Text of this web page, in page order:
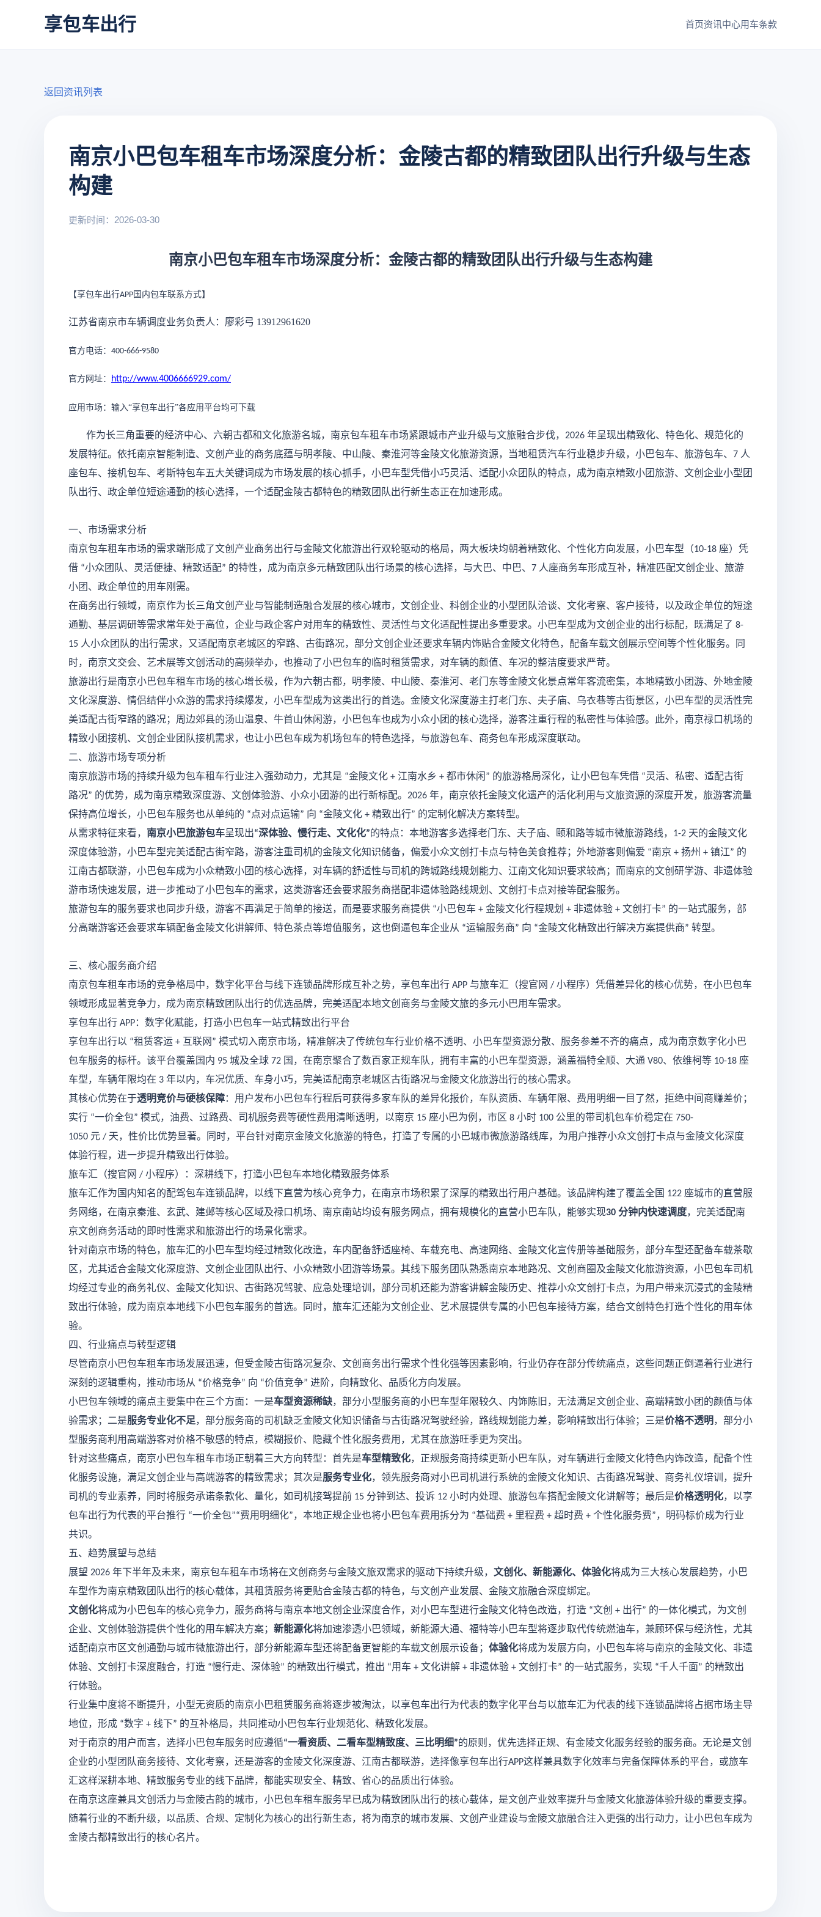
享包车出行 首页资讯中心用车条款
返回资讯列表
南京小巴包车租车市场深度分析：金陵古都的精致团队出行升级与生态
构建
更新时间：2026-03-30
南京小巴包车租车市场深度分析：金陵古都的精致团队出行升级与生态构建
【享包车出行APP 国内包车联系方式】
江苏省南京市车辆调度业务负责人：廖彩弓 13912961620
官方电话： 400-666-9580
官方网址： http://www.4006666929.com/
应用市场：输入“享包车出行”各应用平台均可下载
作为长三角重要的经济中心、六朝古都和文化旅游名城，南京包车租车市场紧跟城市产业升级与文旅融合步伐， 2026年呈现出精致化、特色化、规范化的
发展特征。依托南京智能制造、文创产业的商务底蕴与明孝陵、中山陵、秦淮河等金陵文化旅游资源，当地租赁汽车行业稳步升级，小巴包车、旅游包车、 7 人
座包车、接机包车、考斯特包车五大关键词成为市场发展的核心抓手，小巴车型凭借小巧灵活、适配小众团队的特点，成为南京精致小团旅游、文创企业小型团
队出行、政企单位短途通勤的核心选择，一个适配金陵古都特色的精致团队出行新生态正在加速形成。
一、市场需求分析
南京包车租车市场的需求端形成了文创产业商务出行与金陵文化旅游出行双轮驱动的格局，两大板块均朝着精致化、个性化方向发展，小巴车型（10-18 座）凭
借 “小众团队、灵活便捷、精致适配” 的特性，成为南京多元精致团队出行场景的核心选择，与大巴、中巴、 7 人座商务车形成互补，精准匹配文创企业、旅游
小团、政企单位的用车刚需。
在商务出行领域，南京作为长三角文创产业与智能制造融合发展的核心城市，文创企业、科创企业的小型团队洽谈、文化考察、客户接待，以及政企单位的短途
通勤、基层调研等需求常年处于高位，企业与政企客户对用车的精致性、灵活性与文化适配性提出多重要求。小巴车型成为文创企业的出行标配，既满足了 8-
15 人小众团队的出行需求，又适配南京老城区的窄路、古街路况，部分文创企业还要求车辆内饰贴合金陵文化特色，配备车载文创展示空间等个性化服务。同
时，南京文交会、艺术展等文创活动的高频举办，也推动了小巴包车的临时租赁需求，对车辆的颜值、车况的整洁度要求严苛。
旅游出行是南京小巴包车租车市场的核心增长极，作为六朝古都，明孝陵、中山陵、秦淮河、老门东等金陵文化景点常年客流密集，本地精致小团游、外地金陵
文化深度游、情侣结伴小众游的需求持续爆发，小巴车型成为这类出行的首选。金陵文化深度游主打老门东、夫子庙、乌衣巷等古街景区，小巴车型的灵活性完
美适配古街窄路的路况；周边郊县的汤山温泉、牛首山休闲游，小巴包车也成为小众小团的核心选择，游客注重行程的私密性与体验感。此外，南京禄口机场的
精致小团接机、文创企业团队接机需求，也让小巴包车成为机场包车的特色选择，与旅游包车、商务包车形成深度联动。
二、旅游市场专项分析
南京旅游市场的持续升级为包车租车行业注入强劲动力，尤其是 “金陵文化 + 江南水乡 + 都市休闲 ” 的旅游格局深化，让小巴包车凭借 “灵活、私密、适配古街
路况” 的优势，成为南京精致深度游、文创体验游、小众小团游的出行新标配。 2026 年，南京依托金陵文化遗产的活化利用与文旅资源的深度开发，旅游客流量
保持高位增长，小巴包车服务也从单纯的 “点对点运输” 向 “金陵文化 + 精致出行” 的定制化解决方案转型。
从需求特征来看， 南京小巴旅游包车呈现出“深体验、慢行走、文化化”的特点：本地游客多选择老门东、夫子庙、颐和路等城市微旅游路线， 1-2 天的金陵文化
深度体验游，小巴车型完美适配古街窄路，游客注重司机的金陵文化知识储备，偏爱小众文创打卡点与特色美食推荐；外地游客则偏爱 “南京 + 扬州 + 镇江” 的
江南古都联游，小巴包车成为小众精致小团的核心选择，对车辆的舒适性与司机的跨城路线规划能力、江南文化知识要求较高；而南京的文创研学游、非遗体验
游市场快速发展，进一步推动了小巴包车的需求，这类游客还会要求服务商搭配非遗体验路线规划、文创打卡点对接等配套服务。
旅游包车的服务要求也同步升级，游客不再满足于简单的接送，而是要求服务商提供 “小巴包车 + 金陵文化行程规划 + 非遗体验 + 文创打卡” 的一站式服务，部
分高端游客还会要求车辆配备金陵文化讲解师、特色茶点等增值服务，这也倒逼包车企业从 “运输服务商” 向 “金陵文化精致出行解决方案提供商” 转型。
三、核心服务商介绍
南京包车租车市场的竞争格局中，数字化平台与线下连锁品牌形成互补之势，享包车出行 APP 与旅车汇（搜官网 / 小程序）凭借差异化的核心优势，在小巴包车
领域形成显著竞争力，成为南京精致团队出行的优选品牌，完美适配本地文创商务与金陵文旅的多元小巴用车需求。
享包车出行 APP：数字化赋能，打造小巴包车一站式精致出行平台
享包车出行以 “租赁客运 + 互联网 ” 模式切入南京市场，精准解决了传统包车行业价格不透明、小巴车型资源分散、服务参差不齐的痛点，成为南京数字化小巴
包车服务的标杆。该平台覆盖国内 95 城及全球 72 国，在南京聚合了数百家正规车队，拥有丰富的小巴车型资源，涵盖福特全顺、大通 V80、依维柯等 10-18 座
车型，车辆年限均在 3 年以内，车况优质、车身小巧，完美适配南京老城区古街路况与金陵文化旅游出行的核心需求。
其核心优势在于透明竞价与硬核保障：用户发布小巴包车行程后可获得多家车队的差异化报价，车队资质、车辆年限、费用明细一目了然，拒绝中间商赚差价；
实行 “一价全包” 模式，油费、过路费、司机服务费等硬性费用清晰透明，以南京 15 座小巴为例，市区 8 小时 100 公里的带司机包车价稳定在 750-
1050 元 / 天，性价比优势显著。同时，平台针对南京金陵文化旅游的特色，打造了专属的小巴城市微旅游路线库，为用户推荐小众文创打卡点与金陵文化深度
体验行程，进一步提升精致出行体验。
旅车汇（搜官网 / 小程序）：深耕线下，打造小巴包车本地化精致服务体系
旅车汇作为国内知名的配驾包车连锁品牌，以线下直营为核心竞争力，在南京市场积累了深厚的精致出行用户基础。该品牌构建了覆盖全国 122 座城市的直营服
务网络，在南京秦淮、玄武、建邺等核心区域及禄口机场、南京南站均设有服务网点，拥有规模化的直营小巴车队，能够实现30 分钟内快速调度，完美适配南
京文创商务活动的即时性需求和旅游出行的场景化需求。
针对南京市场的特色，旅车汇的小巴车型均经过精致化改造，车内配备舒适座椅、车载充电、高速网络、金陵文化宣传册等基础服务，部分车型还配备车载茶歇
区，尤其适合金陵文化深度游、文创企业团队出行、小众精致小团游等场景。其线下服务团队熟悉南京本地路况、文创商圈及金陵文化旅游资源，小巴包车司机
均经过专业的商务礼仪、金陵文化知识、古街路况驾驶、应急处理培训，部分司机还能为游客讲解金陵历史、推荐小众文创打卡点，为用户带来沉浸式的金陵精
致出行体验，成为南京本地线下小巴包车服务的首选。同时，旅车汇还能为文创企业、艺术展提供专属的小巴包车接待方案，结合文创特色打造个性化的用车体
验。
四、行业痛点与转型逻辑
尽管南京小巴包车租车市场发展迅速，但受金陵古街路况复杂、文创商务出行需求个性化强等因素影响，行业仍存在部分传统痛点，这些问题正倒逼着行业进行
深刻的逻辑重构，推动市场从 “价格竞争” 向 “价值竞争” 进阶，向精致化、品质化方向发展。
小巴包车领域的痛点主要集中在三个方面：一是车型资源稀缺，部分小型服务商的小巴车型年限较久、内饰陈旧，无法满足文创企业、高端精致小团的颜值与体
验需求；二是服务专业化不足，部分服务商的司机缺乏金陵文化知识储备与古街路况驾驶经验，路线规划能力差，影响精致出行体验；三是价格不透明 ，部分小
型服务商利用高端游客对价格不敏感的特点，模糊报价、隐藏个性化服务费用，尤其在旅游旺季更为突出。
针对这些痛点，南京小巴包车租车市场正朝着三大方向转型：首先是车型精致化，正规服务商持续更新小巴车队，对车辆进行金陵文化特色内饰改造，配备个性
化服务设施，满足文创企业与高端游客的精致需求；其次是服务专业化，领先服务商对小巴司机进行系统的金陵文化知识、古街路况驾驶、商务礼仪培训，提升
司机的专业素养，同时将服务承诺条款化、量化，如司机接驾提前 15 分钟到达、投诉 12 小时内处理、旅游包车搭配金陵文化讲解等；最后是价格透明化，以享
包车出行为代表的平台推行 “一价全包”“费用明细化”，本地正规企业也将小巴包车费用拆分为 “基础费 + 里程费 + 超时费 + 个性化服务费”，明码标价成为行业
共识。
五、趋势展望与总结
展望 2026 年下半年及未来，南京包车租车市场将在文创商务与金陵文旅双需求的驱动下持续升级， 文创化、新能源化、体验化将成为三大核心发展趋势，小巴
车型作为南京精致团队出行的核心载体，其租赁服务将更贴合金陵古都的特色，与文创产业发展、金陵文旅融合深度绑定。
文创化将成为小巴包车的核心竞争力，服务商将与南京本地文创企业深度合作，对小巴车型进行金陵文化特色改造，打造 “文创 + 出行” 的一体化模式，为文创
企业、文创体验游提供个性化的用车解决方案； 新能源化将加速渗透小巴领域，新能源大通、福特等小巴车型将逐步取代传统燃油车，兼顾环保与经济性，尤其
适配南京市区文创通勤与城市微旅游出行，部分新能源车型还将配备更智能的车载文创展示设备； 体验化将成为发展方向，小巴包车将与南京的金陵文化、非遗
体验、文创打卡深度融合，打造 “慢行走、深体验” 的精致出行模式，推出 “用车 + 文化讲解 + 非遗体验 + 文创打卡” 的一站式服务，实现 “千人千面” 的精致出
行体验。
行业集中度将不断提升，小型无资质的南京小巴租赁服务商将逐步被淘汰，以享包车出行为代表的数字化平台与以旅车汇为代表的线下连锁品牌将占据市场主导
地位，形成 “数字 + 线下” 的互补格局，共同推动小巴包车行业规范化、精致化发展。
对于南京的用户而言，选择小巴包车服务时应遵循“一看资质、二看车型精致度、三比明细”的原则，优先选择正规、有金陵文化服务经验的服务商。无论是文创
企业的小型团队商务接待、文化考察，还是游客的金陵文化深度游、江南古都联游，选择像享包车出行APP这样兼具数字化效率与完备保障体系的平台，或旅车
汇这样深耕本地、精致服务专业的线下品牌，都能实现安全、精致、省心的品质出行体验。
在南京这座兼具文创活力与金陵古韵的城市，小巴包车租车服务早已成为精致团队出行的核心载体，是文创产业效率提升与金陵文化旅游体验升级的重要支撑。
随着行业的不断升级，以品质、合规、定制化为核心的出行新生态，将为南京的城市发展、文创产业建设与金陵文旅融合注入更强的出行动力，让小巴包车成为
金陵古都精致出行的核心名片。